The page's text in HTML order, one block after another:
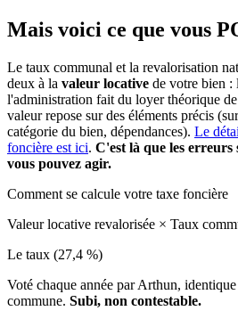
Mais voici ce que vous
Le taux communal et la revalorisation
deux à la valeur locative de votre bien :
l'administration fait du loyer théorique
valeur repose sur des éléments précis
catégorie du bien, dépendances). Le
foncière est ici. C'est là que les erreurs
vous pouvez agir.
Comment se calcule votre taxe foncière
Valeur locative revalorisée × Taux
Le taux (27,4 %)
Voté chaque année par Arthun,
commune. Subi, non contestable.